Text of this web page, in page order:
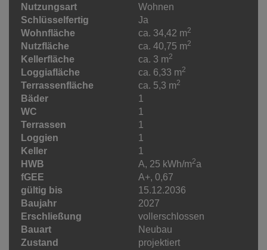
Nutzungsart
Wohnen
Schlüsselfertig
Ja
Wohnfläche
ca. 34,42 m2
Nutzfläche ca. 40,75 m2
Kellerfläche ca. 3 m2
Loggiafläche ca. 6,33 m2
Terrassenfläche ca. 5,3 m2
Bäder
1
WC
1
Terrassen
1
Loggien
1
Keller
1
HWB
A, 25 kWh/m2a
fGEE
A+, 0,67
gültig bis
15.12.2036
Baujahr
2027
Erschließung
vollerschlossen
Bauart
Neubau
Zustand
projektiert